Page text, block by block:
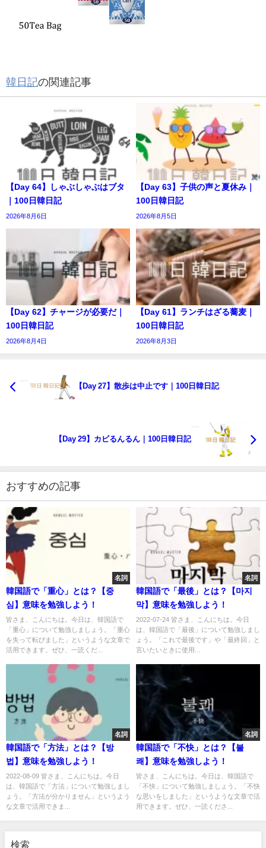
韓日記の関連記事
【Day 64】しゃぶしゃぶはブタ
｜100日韓日記
2026年8月6日
【Day 63】子供の声と夏休み｜
100日韓日記
2026年8月5日
【Day 62】チャージが必要だ｜
100日韓日記
2026年8月4日
【Day 61】ランチはざる蕎麦｜
100日韓日記
2026年8月3日
【Day 27】散歩は中止です｜100日韓日記
【Day 29】カビるんるん｜100日韓日記
おすすめの記事
名詞
韓国語で「重心」とは？【중
심】意味を勉強しよう！
皆さま、こんにちは。今日は、韓国語で
「重心」について勉強しましょう。「重心
を失って転びました」というような文章で
活用できます。ぜひ、一読くだ...
名詞
韓国語で「最後」とは？【마지
막】意味を勉強しよう！
2022-07-24 皆さま、こんにちは。今日
は、韓国語で「最後」について勉強しまし
ょう。「これで最後です」や「最終回」と
言いたいときに使用...
名詞
韓国語で「方法」とは？【방
법】意味を勉強しよう！
2022-08-09 皆さま、こんにちは。今日
は、韓国語で「方法」について勉強しまし
ょう。「方法が分かりません」というよう
な文章で活用できま...
名詞
韓国語で「不快」とは？【불
쾌】意味を勉強しよう！
皆さま、こんにちは。今日は、韓国語で
「不快」について勉強しましょう。「不快
な思いをしました」というような文章で活
用できます。ぜひ、一読くださ...
検索